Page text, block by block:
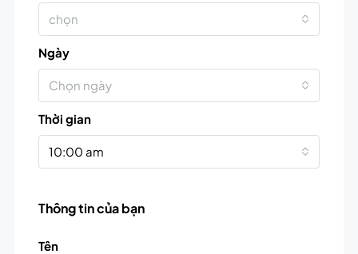
chọn
Ngày
Chọn ngày
Thời gian
10:00 am
Thông tin của bạn
Tên